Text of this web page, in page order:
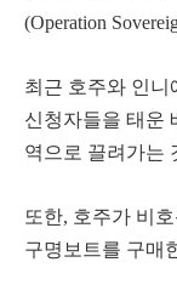
(Operation
최근 호주와 인니
신청자들을 태운
역으로 끌려가는
또한, 호주가 비
구명보트를 구매